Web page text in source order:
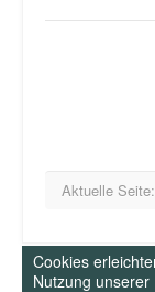
Aktuelle Seite:
Cookies
Nutzung